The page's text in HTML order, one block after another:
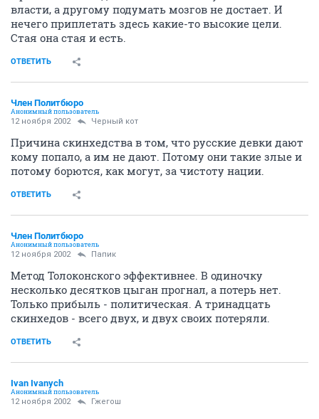
власти, а другому подумать мозгов не достает. И
нечего приплетать здесь какие-то высокие цели.
Стая она стая и есть.
ОТВЕТИТЬ
Член Политбюро
Анонимный пользователь
12 ноября 2002 Черный кот
Причина скинхедства в том, что русские девки дают
кому попало, а им не дают. Потому они такие злые и
потому борются, как могут, за чистоту нации.
ОТВЕТИТЬ
Член Политбюро
Анонимный пользователь
12 ноября 2002 Папик
Метод Толоконского эффективнее. В одиночку
несколько десятков цыган прогнал, а потерь нет.
Только прибыль - политическая. А тринадцать
скинхедов - всего двух, и двух своих потеряли.
ОТВЕТИТЬ
Ivan Ivanych
Анонимный пользователь
12 ноября 2002 Гжегош